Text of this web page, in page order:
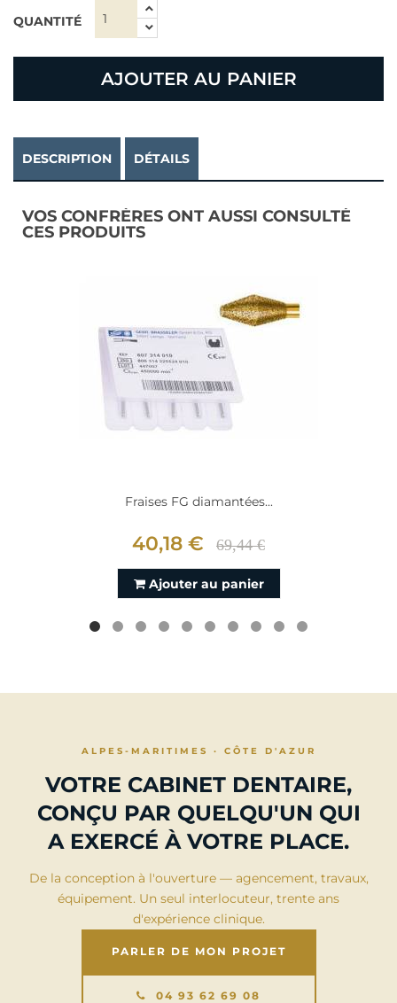
QUANTITÉ
AJOUTER AU PANIER
DESCRIPTION DÉTAILS
VOS CONFRÈRES ONT AUSSI CONSULTÉ
CES PRODUITS
Fraises FG diamantées...
40,18 € 69,44 €
Ajouter au panier
ALPES-MARITIMES · CÔTE D'AZUR
VOTRE CABINET DENTAIRE,
CONÇU PAR QUELQU'UN QUI
A EXERCÉ À VOTRE PLACE.
De la conception à l'ouverture — agencement, travaux,
équipement. Un seul interlocuteur, trente ans
d'expérience clinique.
PARLER DE MON PROJET
04 93 62 69 08